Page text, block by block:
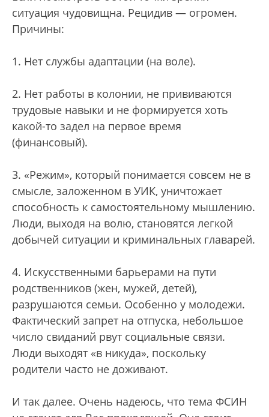
ситуация чудовищна. Рецидив — огромен.
Причины:
1. Нет службы адаптации (на воле).
2. Нет работы в колонии, не прививаются
трудовые навыки и не формируется хоть
какой-то задел на первое время
(финансовый).
3. «Режим», который понимается совсем не в
смысле, заложенном в УИК, уничтожает
способность к самостоятельному мышлению.
Люди, выходя на волю, становятся легкой
добычей ситуации и криминальных главарей.
4. Искусственными барьерами на пути
родственников (жен, мужей, детей),
разрушаются семьи. Особенно у молодежи.
Фактический запрет на отпуска, небольшое
число свиданий рвут социальные связи.
Люди выходят «в никуда», поскольку
родители часто не доживают.
И так далее. Очень надеюсь, что тема ФСИН